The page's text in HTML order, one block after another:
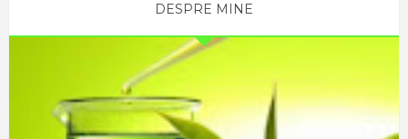
DESPRE MINE